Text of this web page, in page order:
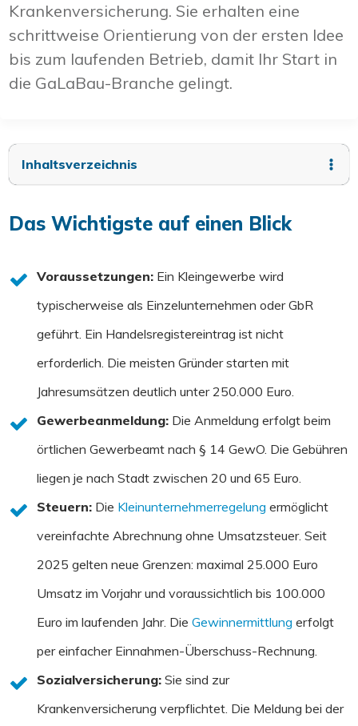
Krankenversicherung. Sie erhalten eine
schrittweise Orientierung von der ersten Idee
bis zum laufenden Betrieb, damit Ihr Start in
die GaLaBau-Branche gelingt.
Inhaltsverzeichnis
Das Wichtigste auf einen Blick
Voraussetzungen: Ein Kleingewerbe wird
typischerweise als Einzelunternehmen oder GbR
geführt. Ein Handelsregistereintrag ist nicht
erforderlich. Die meisten Gründer starten mit
Jahresumsätzen deutlich unter 250.000 Euro.
Gewerbeanmeldung: Die Anmeldung erfolgt beim
örtlichen Gewerbeamt nach § 14 GewO. Die Gebühren
liegen je nach Stadt zwischen 20 und 65 Euro.
Steuern: Die Kleinunternehmerregelung ermöglicht
vereinfachte Abrechnung ohne Umsatzsteuer. Seit
2025 gelten neue Grenzen: maximal 25.000 Euro
Umsatz im Vorjahr und voraussichtlich bis 100.000
Euro im laufenden Jahr. Die Gewinnermittlung erfolgt
per einfacher Einnahmen-Überschuss-Rechnung.
Sozialversicherung: Sie sind zur
Krankenversicherung verpflichtet. Die Meldung bei der